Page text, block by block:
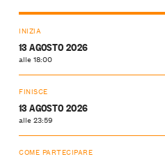
INIZIA
13 AGOSTO 2026
alle 18:00
FINISCE
13 AGOSTO 2026
alle 23:59
COME PARTECIPARE